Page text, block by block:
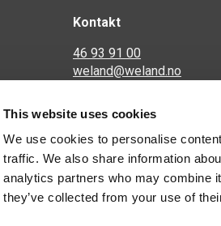
This website uses cookies
We use cookies to personalise
traffic. We also share information
analytics partners who may combine
they’ve collected from your use of
Kontakt
46 93 91 00
weland@weland.no
2016 Frogner